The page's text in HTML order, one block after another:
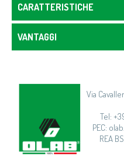
CARATTERISTICHE
VANTAGGI
Via
Tel:
PEC:
REA